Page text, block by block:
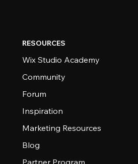
RESOURCES
Wix Studio Academy
Community
Forum
Inspiration
Marketing Resources
Blog
Partner Program